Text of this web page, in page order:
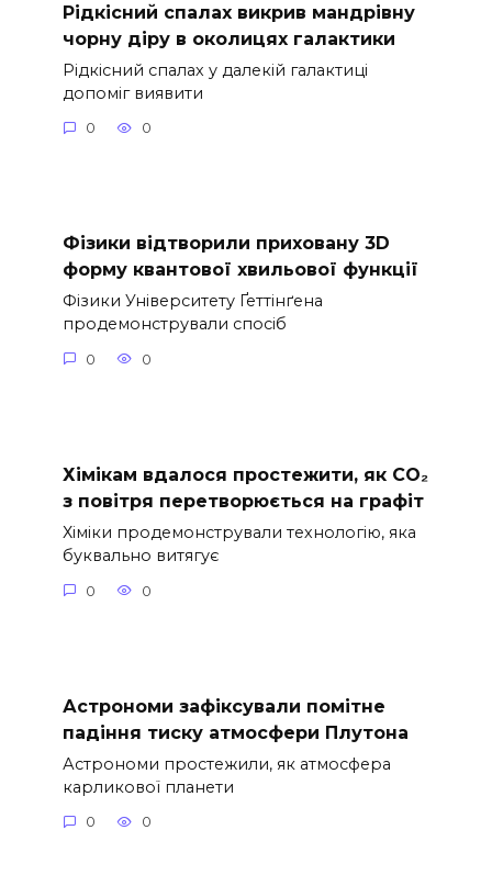
Рідкісний спалах викрив мандрівну
чорну діру в околицях галактики
Рідкісний спалах у далекій галактиці
допоміг виявити
0 0
Фізики відтворили приховану 3D
форму квантової хвильової функції
Фізики Університету Ґеттінґена
продемонстрували спосіб
0 0
Хімікам вдалося простежити, як CO₂
з повітря перетворюється на графіт
Хіміки продемонстрували технологію, яка
буквально витягує
0 0
Астрономи зафіксували помітне
падіння тиску атмосфери Плутона
Астрономи простежили, як атмосфера
карликової планети
0 0